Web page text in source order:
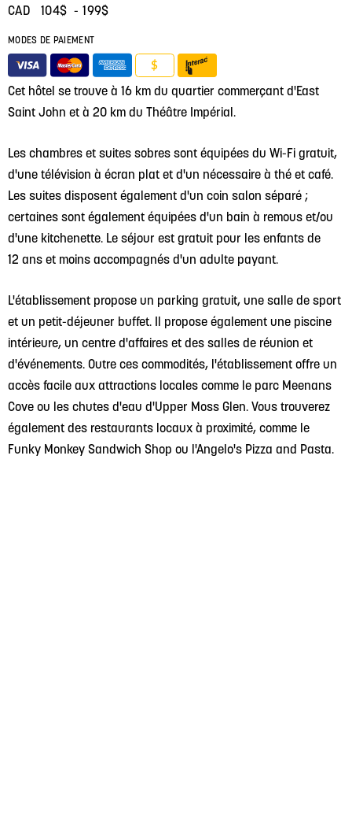
Cet hôtel se trouve à 16 km du quartier commerçant d'East
Saint John et à 20 km du Théâtre Impérial.
Les chambres et suites sobres sont équipées du Wi-Fi gratuit,
d'une télévision à écran plat et d'un nécessaire à thé et café.
Les suites disposent également d'un coin salon séparé ;
certaines sont également équipées d'un bain à remous et/ou
d'une kitchenette. Le séjour est gratuit pour les enfants de
12 ans et moins accompagnés d'un adulte payant.
L'établissement propose un parking gratuit, une salle de sport
et un petit-déjeuner buffet. Il propose également une piscine
intérieure, un centre d'affaires et des salles de réunion et
d'événements. Outre ces commodités, l'établissement offre un
accès facile aux attractions locales comme le parc Meenans
Cove ou les chutes d'eau d'Upper Moss Glen. Vous trouverez
également des restaurants locaux à proximité, comme le
Funky Monkey Sandwich Shop ou l'Angelo's Pizza and Pasta.
CAD 104$ - 199$
MODES DE PAIEMENT
$